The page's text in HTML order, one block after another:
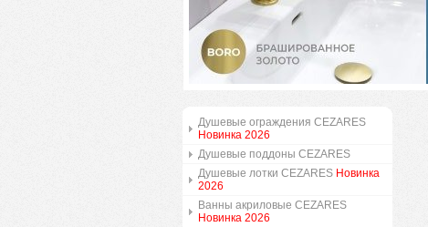
Душевые ограждения CEZARES
Новинка 2026
Душевые поддоны CEZARES
Душевые лотки CEZARES Новинка
2026
Ванны акриловые CEZARES
Новинка 2026